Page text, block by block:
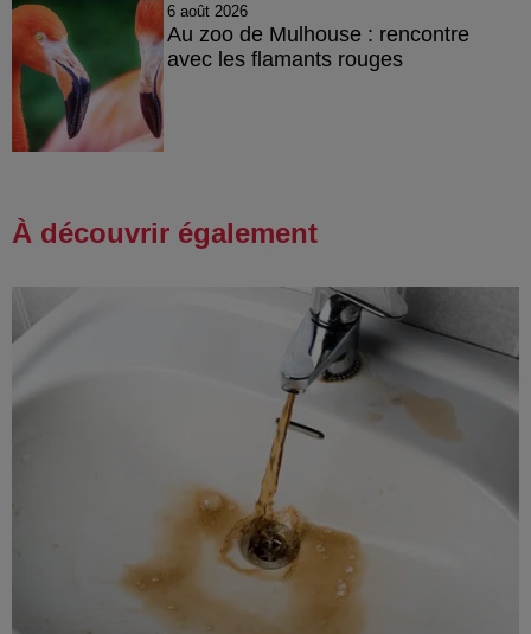
6 août 2026
Au zoo de Mulhouse : rencontre
avec les flamants rouges
À découvrir également